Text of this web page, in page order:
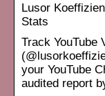
Lusor
Stats
Track YouTube
your YouTube
audited report